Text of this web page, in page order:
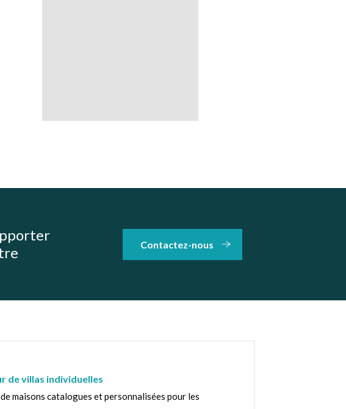
Contactez-nous
de villas individuelles
maisons catalogues et personnalisées pour les